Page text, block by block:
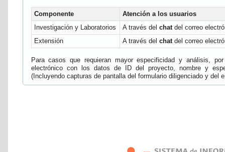
Componente
Atención a los usuarios
Investigación y Laboratorios
A través del chatdel correo
Extensión
A través del chatdel correo
Para casos que requieran mayor especificidad y análisis,
electrónico con los datos de ID del proyecto, nombre y
(Incluyendo capturas de pantalla del formulario diligenciado y del